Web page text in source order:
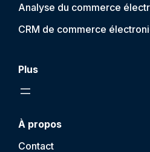
Analyse du commerce
CRM de commerce
Plus
À propos
Contact